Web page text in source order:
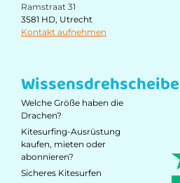
Ramstraat 31
3581 HD, Utrecht
Kontakt aufnehmen
Wissensdrehscheibe
Welche Größe haben die
Drachen?
Kitesurfing-Ausrüstung
kaufen, mieten oder
abonnieren?
Sicheres Kitesurfen